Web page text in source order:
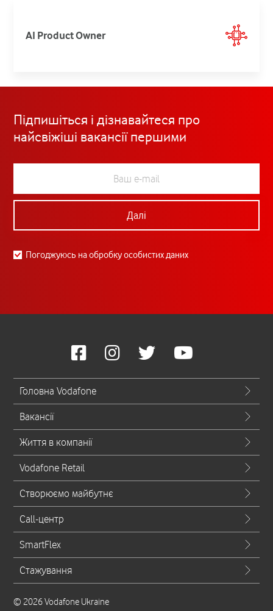
AI Product Owner
Підпишіться і дізнавайтеся про
найсвіжіші вакансії першими
Далі
Погоджуюсь на обробку особистих даних
Головна Vodafone
Вакансії
Життя в компанії
Vodafone Retail
Створюємо майбутнє
Call-центр
SmartFlex
Стажування
© 2026 Vodafone Ukraine